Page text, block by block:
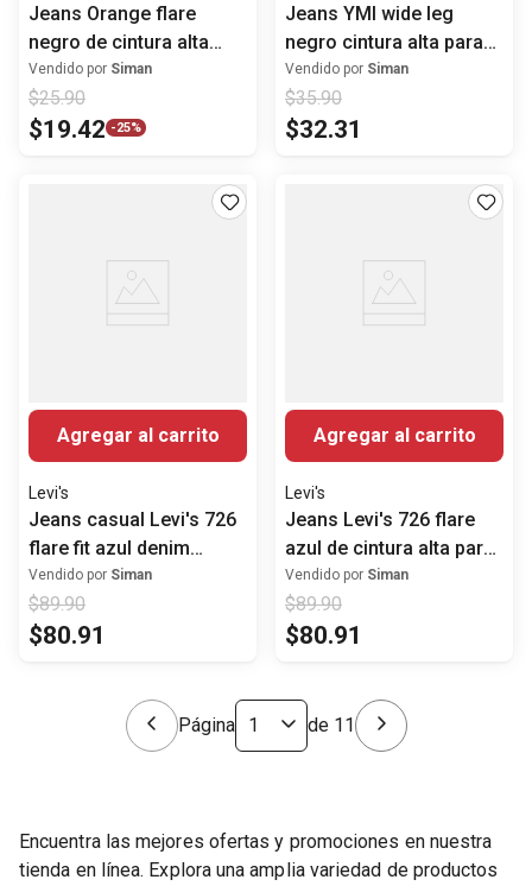
Jeans Orange flare
negro de cintura alta
para mujer
Vendido por Siman
$25.90
$19.42 -25%
Jeans YMI wide leg
negro cintura alta para
mujer
Vendido por Siman
$35.90
$32.31
Agregar al carrito
Levi's
Jeans casual Levi's 726
flare fit azul denim
sólido para mujer
Vendido por Siman
$89.90
$80.91
Agregar al carrito
Levi's
Jeans Levi's 726 flare
azul de cintura alta para
mujer
Vendido por Siman
$89.90
$80.91
Página de 11
Encuentra las mejores ofertas y promociones en nuestra
tienda en línea. Explora una amplia variedad de productos